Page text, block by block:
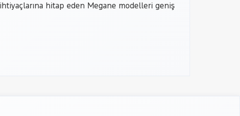
hitap eden Megane modelleri geniş